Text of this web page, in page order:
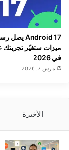
ميزات ستغيّر تجربتك
في 2026
مارس 7, 2026
الأخيرة